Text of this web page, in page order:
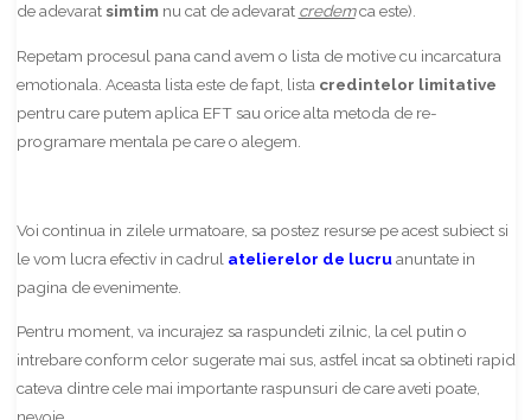
de adevaratsimtimnu cat de adevarat credemca este).
Repetam procesul pana cand avem o lista de motive cu incarcatura
emotionala. Aceasta lista este de fapt, lista credintelor limitative
pentru care putem aplica EFT sau orice alta metoda de re-
programare mentala pe care o alegem.
Voi continua in zilele urmatoare, sa postez resurse pe acest subiect si
le vom lucra efectiv in cadrul atelierelor de lucruanuntate in
pagina de evenimente.
Pentru moment, va incurajez sa raspundeti zilnic, la cel putin o
intrebare conform celor sugerate mai sus, astfel incat sa obtineti rapid
cateva dintre cele mai importante raspunsuri de care aveti poate,